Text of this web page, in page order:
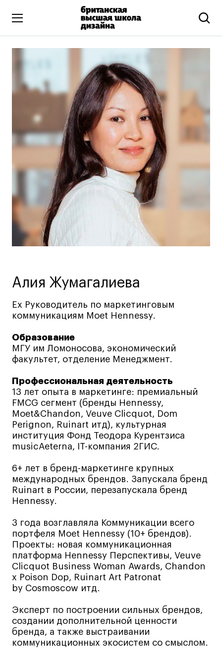
Высшее образование
Искусство и дизайн
Подготовительные курсы
Бизнес и маркетинг
Все программы
Дополнительное образование
Коммуникационный и цифровой дизайн
Иллюстрация
Современное искусство
Мода и стиль
Ювелирный дизайн
Сценография
Промышленный и предметный дизайн
Дизайн и декорирование интерьера
Бизнес и маркетинг
Подготовительные курсы и творческое
развитие
Среднесрочные
ИЗО и Керамика
Ландшафтный дизайн
Все программы
Онлайн-программы
Дизайн интерьера
Стайлинг
Современная живопись
UX/UI-дизайн
Маркетинг
Все программы
Интенсивы
Мода
Маркетинг
Контент
Иллюстрация
Диджитал
Алия Жумагалиева
Ex Руководитель по маркетинговым
коммуникациям Moet Hennessy.
Образование
МГУ им Ломоносова, экономический
факультет, отделение Менеджмент.
Профессиональная деятельность
13 лет опыта в маркетинге: премиальный
FMCG сегмент (бренды Hennessy,
Moet&Chandon, Veuve Clicquot, Dom
Perignon, Ruinart итд), культурная
институция Фонд Теодора Курентзиса
musicAeterna, IT-компания 2ГИС.
6+ лет в бренд-маркетинге крупных
международных брендов. Запускала бренд
Ruinart в России, перезапускала бренд
Hennessy.
3 года возглавляла Коммуникации всего
портфеля Moet Hennessy (10+ брендов).
Проекты: новая коммуникационная
платформа Hennessy Перспективы, Veuve
Clicquot Business Woman Awards, Chandon
x Poison Dop, Ruinart Art Patronat
by Cosmoscow итд.
Эксперт по построении сильных брендов,
создании дополнительной ценности
бренда, а также выстраивании
коммуникационных экосистем со смыслом.